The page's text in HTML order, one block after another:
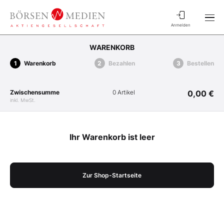
Anmelden
WARENKORB
Warenkorb Bezahlen Bestellen
Zwischensumme
inkl. MwSt.
0 Artikel 0,00 €
Ihr Warenkorb ist leer
Zur Shop-Startseite